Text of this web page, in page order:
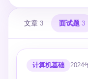
文章 3 面试题 3
计算机基础 2024